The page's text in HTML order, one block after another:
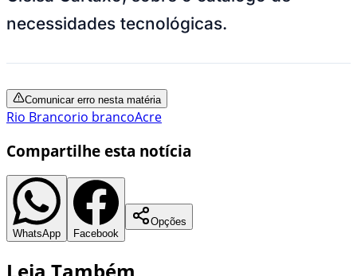
necessidades tecnológicas.
Comunicar erro nesta matéria
Rio Brancorio brancoAcre
Compartilhe esta notícia
WhatsApp Facebook
Opções